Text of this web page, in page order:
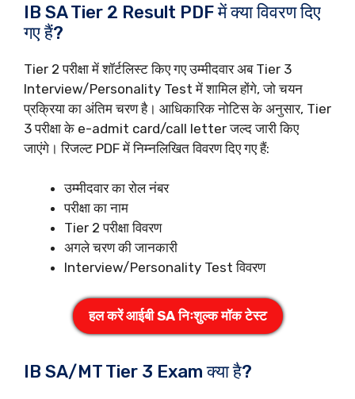
IB SA Tier 2 Result PDF में क्या विवरण दिए
गए हैं?
Tier 2 परीक्षा में शॉर्टलिस्ट किए गए उम्मीदवार अब Tier 3
Interview/Personality Test में शामिल होंगे, जो चयन
प्रक्रिया का अंतिम चरण है। आधिकारिक नोटिस के अनुसार, Tier
3 परीक्षा के e-admit card/call letter जल्द जारी किए
जाएंगे। रिजल्ट PDF में निम्नलिखित विवरण दिए गए हैं:
उम्मीदवार का रोल नंबर
परीक्षा का नाम
Tier 2 परीक्षा विवरण
अगले चरण की जानकारी
Interview/Personality Test विवरण
हल करें आईबी SA निःशुल्क मॉक टेस्ट
IB SA/MT Tier 3 Exam क्या है?